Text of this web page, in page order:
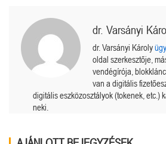
dr. Varsányi
dr. Varsányi Károly
oldal szerkesztője,
vendégírója,
van a digitális
digitális eszközosztályok (tokenek, etc.)
neki.